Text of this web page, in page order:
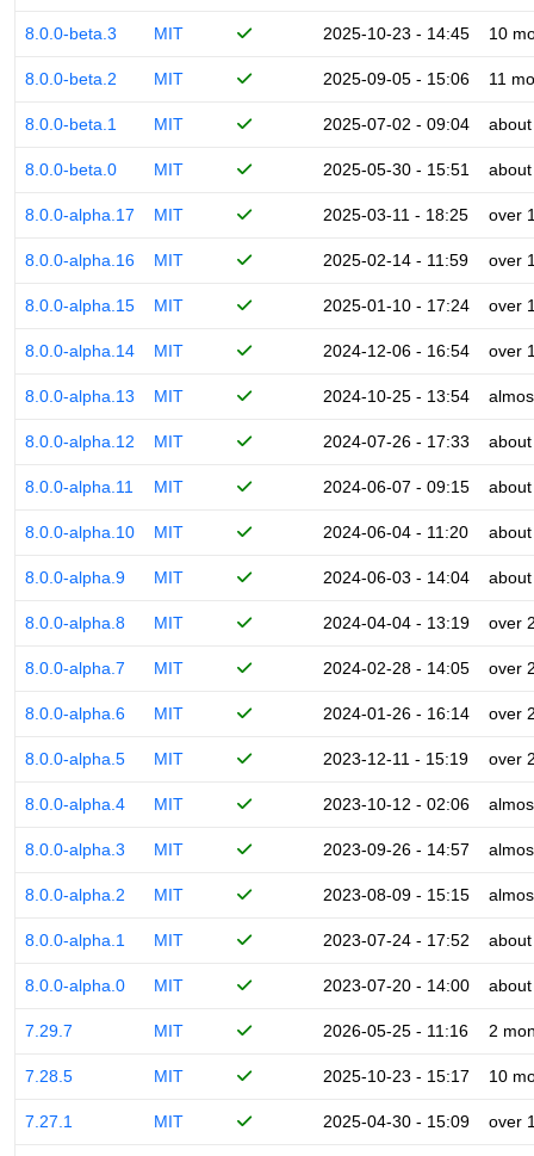
8.0.0-beta.3 MIT 2025-10-23 - 14:45 10
8.0.0-beta.2 MIT 2025-09-05 - 15:06 11
8.0.0-beta.1 MIT 2025-07-02 - 09:04
8.0.0-beta.0 MIT 2025-05-30 - 15:51
8.0.0-alpha.17 MIT 2025-03-11 - 18:25 over
8.0.0-alpha.16 MIT 2025-02-14 - 11:59 over
8.0.0-alpha.15 MIT 2025-01-10 - 17:24 over
8.0.0-alpha.14 MIT 2024-12-06 - 16:54 over
8.0.0-alpha.13 MIT 2024-10-25 - 13:54
8.0.0-alpha.12 MIT 2024-07-26 - 17:33
8.0.0-alpha.11 MIT 2024-06-07 - 09:15
8.0.0-alpha.10 MIT 2024-06-04 - 11:20
8.0.0-alpha.9 MIT 2024-06-03 - 14:04
8.0.0-alpha.8 MIT 2024-04-04 - 13:19 over
8.0.0-alpha.7 MIT 2024-02-28 - 14:05 over
8.0.0-alpha.6 MIT 2024-01-26 - 16:14 over
8.0.0-alpha.5 MIT 2023-12-11 - 15:19 over
8.0.0-alpha.4 MIT 2023-10-12 - 02:06
8.0.0-alpha.3 MIT 2023-09-26 - 14:57
8.0.0-alpha.2 MIT 2023-08-09 - 15:15
8.0.0-alpha.1 MIT 2023-07-24 - 17:52
8.0.0-alpha.0 MIT 2023-07-20 - 14:00
7.29.7 MIT 2026-05-25 - 11:16 2
7.28.5 MIT 2025-10-23 - 15:17 10
7.27.1 MIT 2025-04-30 - 15:09 over